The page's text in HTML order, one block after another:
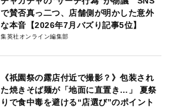
で賛否真っ二つ、店舗側が明かした意外
な本音【2026年7月バズり記事5位】
集英社オンライン編集部
《祇園祭の露店付近で撮影？》包装され
た焼きそば麺が「地面に直置き…」 夏祭
りで食中毒を避ける“店選び”のポイント